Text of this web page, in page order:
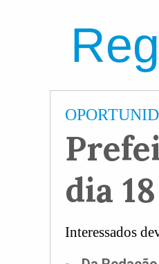
dia
Interessados